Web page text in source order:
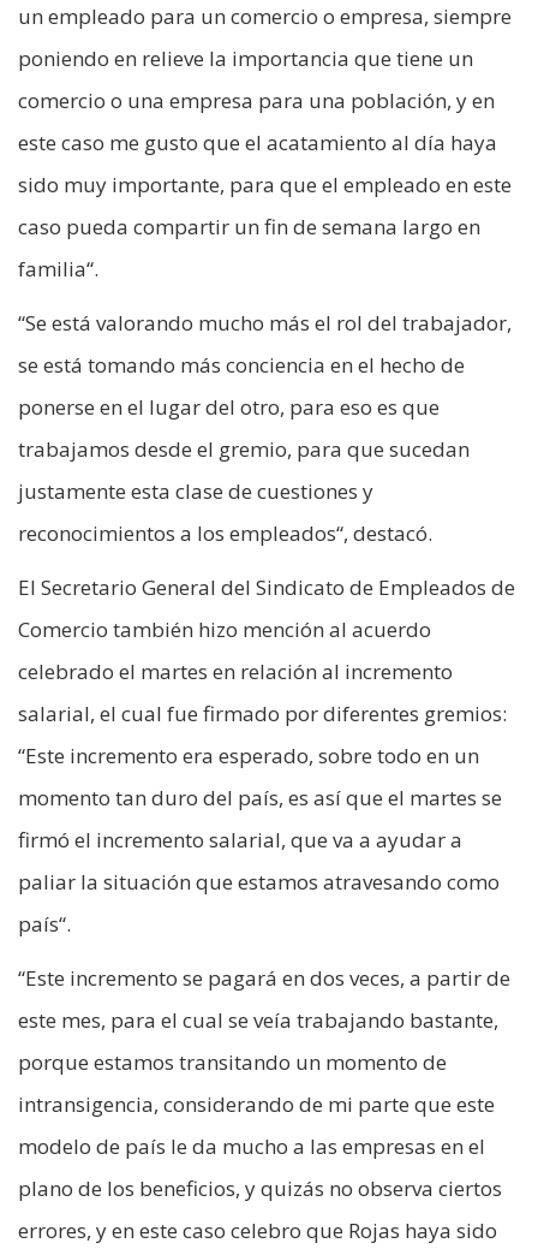
un empleado para un comercio o empresa, siempre
poniendo en relieve la importancia que tiene un
comercio o una empresa para una población, y en
este caso me gusto que el acatamiento al día haya
sido muy importante, para que el empleado en este
caso pueda compartir un fin de semana largo en
familia“.
“Se está valorando mucho más el rol del trabajador,
se está tomando más conciencia en el hecho de
ponerse en el lugar del otro, para eso es que
trabajamos desde el gremio, para que sucedan
justamente esta clase de cuestiones y
reconocimientos a los empleados“, destacó.
El Secretario General del Sindicato de Empleados de
Comercio también hizo mención al acuerdo
celebrado el martes en relación al incremento
salarial, el cual fue firmado por diferentes gremios:
“Este incremento era esperado, sobre todo en un
momento tan duro del país, es así que el martes se
firmó el incremento salarial, que va a ayudar a
paliar la situación que estamos atravesando como
país“.
“Este incremento se pagará en dos veces, a partir de
este mes, para el cual se veía trabajando bastante,
porque estamos transitando un momento de
intransigencia, considerando de mi parte que este
modelo de país le da mucho a las empresas en el
plano de los beneficios, y quizás no observa ciertos
errores, y en este caso celebro que Rojas haya sido